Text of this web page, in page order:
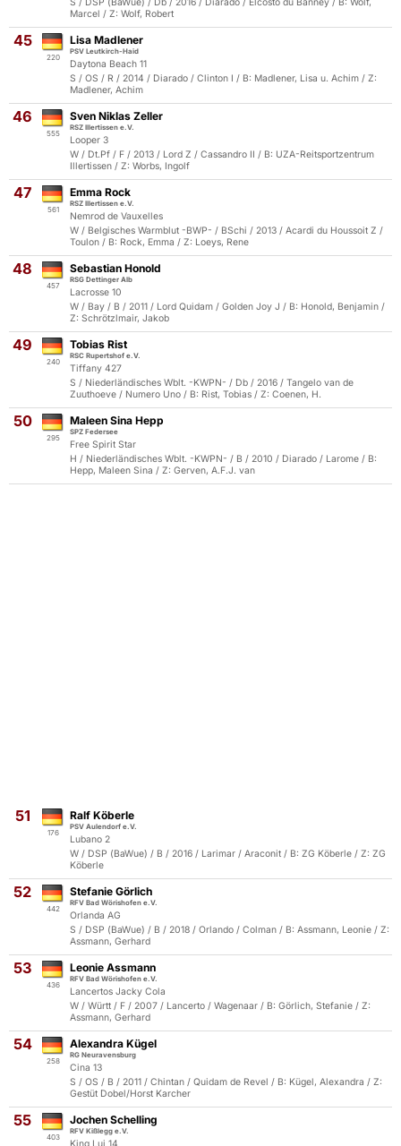
Marcel / Z: Wolf, Robert
45
220
Lisa Madlener
PSV Leutkirch-Haid
Daytona Beach 11
S / OS / R / 2014 / Diarado / Clinton I / B: Madlener, Lisa u. Achim / Z:
Madlener, Achim
46
555
Sven Niklas Zeller
RSZ Illertissen e.V.
Looper 3
W / Dt.Pf / F / 2013 / Lord Z / Cassandro II / B: UZA-Reitsportzentrum
Illertissen / Z: Worbs, Ingolf
47
561
Emma Rock
RSZ Illertissen e.V.
Nemrod de Vauxelles
W / Belgisches Warmblut -BWP- / BSchi / 2013 / Acardi du Houssoit Z /
Toulon / B: Rock, Emma / Z: Loeys, Rene
48
457
Sebastian Honold
RSG Dettinger Alb
Lacrosse 10
W / Bay / B / 2011 / Lord Quidam / Golden Joy J / B: Honold, Benjamin /
Z: Schrötzlmair, Jakob
49
240
Tobias Rist
RSC Rupertshof e.V.
Tiffany 427
S / Niederländisches Wblt. -KWPN- / Db / 2016 / Tangelo van de
Zuuthoeve / Numero Uno / B: Rist, Tobias / Z: Coenen, H.
50
295
Maleen Sina Hepp
SPZ Federsee
Free Spirit Star
H / Niederländisches Wblt. -KWPN- / B / 2010 / Diarado / Larome / B:
Hepp, Maleen Sina / Z: Gerven, A.F.J. van
51
176
Ralf Köberle
PSV Aulendorf e.V.
Lubano 2
W / DSP (BaWue) / B / 2016 / Larimar / Araconit / B: ZG Köberle / Z: ZG
Köberle
52
442
Stefanie Görlich
RFV Bad Wörishofen e.V.
Orlanda AG
S / DSP (BaWue) / B / 2018 / Orlando / Colman / B: Assmann, Leonie / Z:
Assmann, Gerhard
53
436
Leonie Assmann
RFV Bad Wörishofen e.V.
Lancertos Jacky Cola
W / Württ / F / 2007 / Lancerto / Wagenaar / B: Görlich, Stefanie / Z:
Assmann, Gerhard
54
258
Alexandra Kügel
RG Neuravensburg
Cina 13
S / OS / B / 2011 / Chintan / Quidam de Revel / B: Kügel, Alexandra / Z:
Gestüt Dobel/Horst Karcher
55
403
Jochen Schelling
RFV Kißlegg e.V.